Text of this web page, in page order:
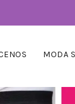
MODA